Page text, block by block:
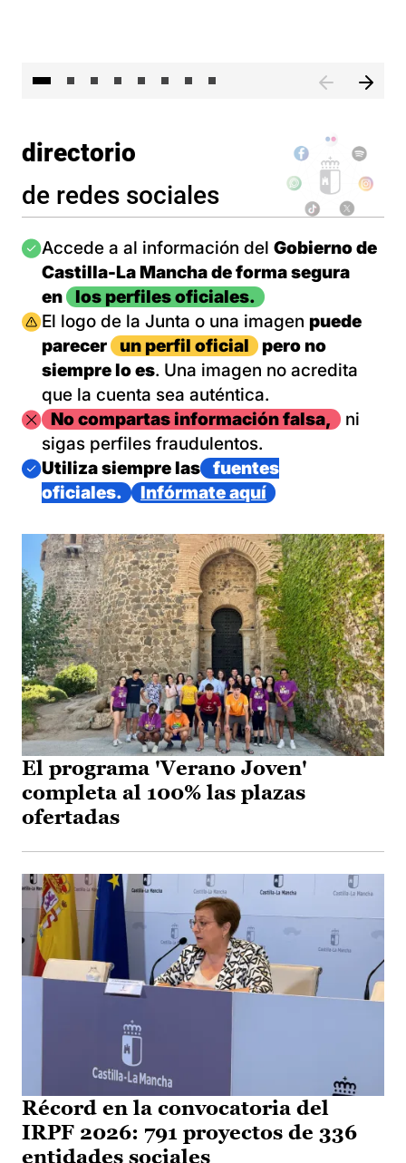
directorio
de redes sociales
Imagen
Accede a al información del Gobierno de
Castilla-La Mancha de forma segura
en
los perfiles oficiales.
Imagen
El logo de la Junta o una imagen puede
parecer
un perfil oficial
pero no
siempre lo es. Una imagen no acredita
que la cuenta sea auténtica.
ImagenNo compartas información falsa,
ni
sigas perfiles fraudulentos.
Imagen
Utiliza siempre las
fuentes
oficiales.
Infórmate aquí
El programa 'Verano Joven'
completa al 100% las plazas
ofertadas
Récord en la convocatoria del
IRPF 2026: 791 proyectos de 336
entidades sociales